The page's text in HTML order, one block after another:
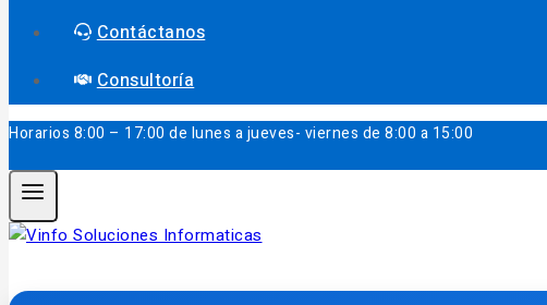
Contáctanos
Consultoría
Horarios 8:00 – 17:00 de lunes a jueves- viernes de 8:00 a 15:00